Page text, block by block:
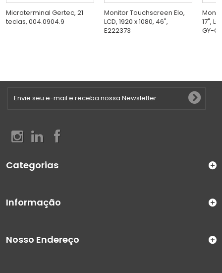
Microterminal Gertec, 21
teclas, 004.0904.9
Monitor Touchscreen Elo,
LCD, 1920 x 1080, 46",
E222373
17",
GY-G
Categorias
Informação
Nosso Endereço